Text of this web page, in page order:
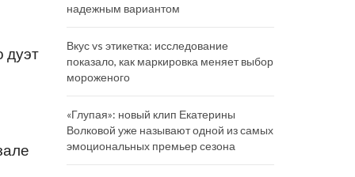
дуэт
надежным вариантом
Вкус vs этикетка: исследование
показало, как маркировка меняет выбор
мороженого
«Глупая»: новый клип Екатерины
Волковой уже называют одной из самых
эмоциональных премьер сезона